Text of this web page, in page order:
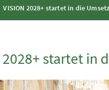
VISION 2028+ startet in die
2028+ startet in